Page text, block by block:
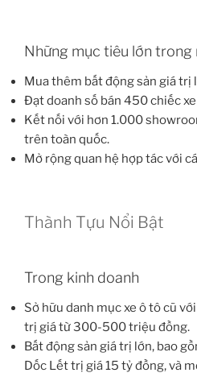
Những mục tiêu lớn
Mua thêm bất động sản giá trị
Đạt doanh số bán 450 chiếc
Kết nối với hơn 1.000
trên toàn quốc.
Mở rộng quan hệ hợp tác với
Thành Tựu Nổi Bật
Trong kinh doanh
Sở hữu danh mục xe ô tô cũ
trị giá từ 300-500 triệu đồng.
Bất động sản giá trị lớn, bao
Dốc Lết trị giá 15 tỷ đồng, và